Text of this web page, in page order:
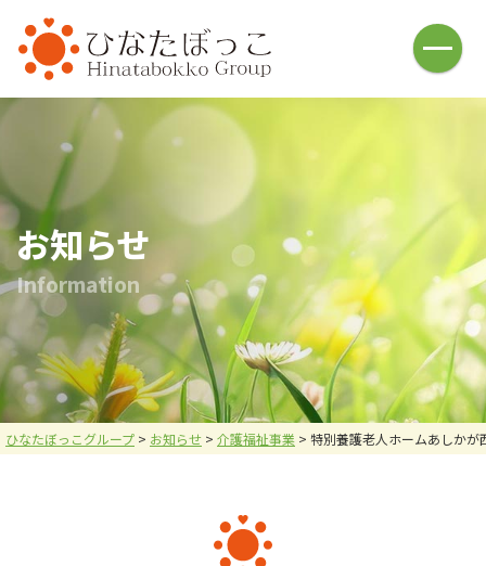
HOME
介護福祉事業
ひなたぼっこ(借宿町)
ひなたぼっこ(中川町)
ひなた庵(⼩俣町)
さんぽ道(⼭下町)
ひなたの広場(五⼗部町)
ひなた⽇和(本城)
ハレノヒ(中川町)
あしかが⻄の杜(⼭下町)
おひさま
名草釣堀
釣堀施設・ヤギ牧場
バーベキュー施設
お問い合わせ
炭焼倶楽部 火炉
メニュー
採用情報 会社案内
お知らせ
Information
ひなたぼっこグループ > お知らせ > 介護福祉事業 > 特別養護老人ホームあしかが